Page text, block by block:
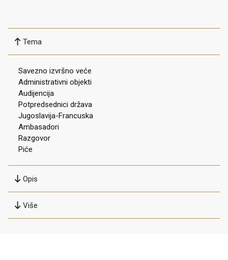
Tema
Savezno izvršno veće
Administrativni objekti
Audijencija
Potpredsednici država
Jugoslavija-Francuska
Ambasadori
Razgovor
Piće
Opis
Više